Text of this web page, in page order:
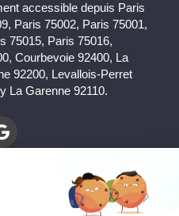
accessible depuis Paris
Paris 75002, Paris 75001,
75015, Paris 75016,
Courbevoie 92400, La
92200, Levallois-Perret
La Garenne 92110.